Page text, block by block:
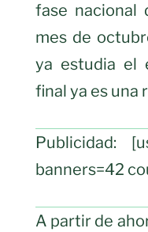
fase nacional
mes de
ya estudia el
final ya es una
Publicidad:
banners=42
A partir de